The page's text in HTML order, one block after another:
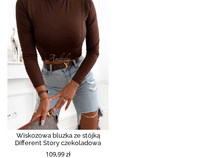
Wiskozowa bluzka ze stójką
Different Story czekoladowa
109,99 zł